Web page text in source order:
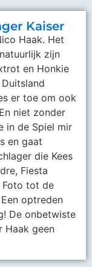
Kaiser
Haak. Het
zijn
en Honkie
er toe om ook
niet zonder
in de Spiel mir
en gaat
die Kees
Fiesta
Foto tot de
optreden
De onbetwiste
Haak geen